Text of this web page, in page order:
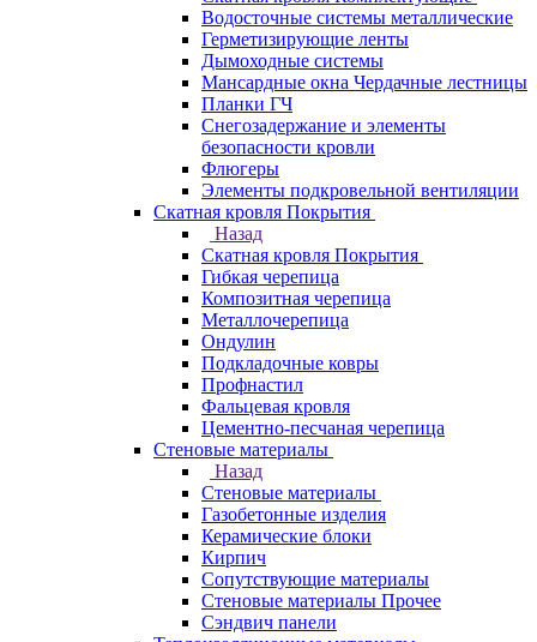
Водосточные системы металлические
Герметизирующие ленты
Дымоходные системы
Мансардные окна Чердачные лестницы
Планки ГЧ
Снегозадержание и элементы
безопасности кровли
Флюгеры
Элементы подкровельной вентиляции
Скатная кровля Покрытия
Назад
Скатная кровля Покрытия
Гибкая черепица
Композитная черепица
Металлочерепица
Ондулин
Подкладочные ковры
Профнастил
Фальцевая кровля
Цементно-песчаная черепица
Стеновые материалы
Назад
Стеновые материалы
Газобетонные изделия
Керамические блоки
Кирпич
Сопутствующие материалы
Стеновые материалы Прочее
Сэндвич панели